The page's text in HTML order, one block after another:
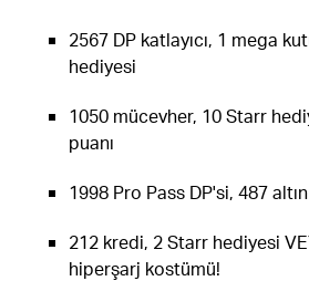
2567 DP katlayıcı, 1 mega
hediyesi
1050 mücevher, 10 Starr
puanı
1998 Pro Pass DP'si, 487
212 kredi, 2 Starr hediyesi
hiperşarj kostümü!